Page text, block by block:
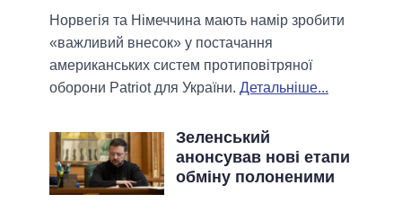
Норвегія та Німеччина мають намір зробити
«важливий внесок» у постачання
американських систем протиповітряної
оборони Patriot для України. Детальніше...
Зеленський
анонсував нові етапи
обміну полоненими